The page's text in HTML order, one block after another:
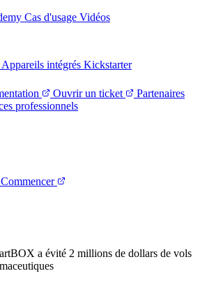
Cas d'usage Vidéos
Appareils intégrés Kickstarter
Ouvrir un ticket
Partenaires
professionnels
Commencer
a évité 2 millions de dollars de vols